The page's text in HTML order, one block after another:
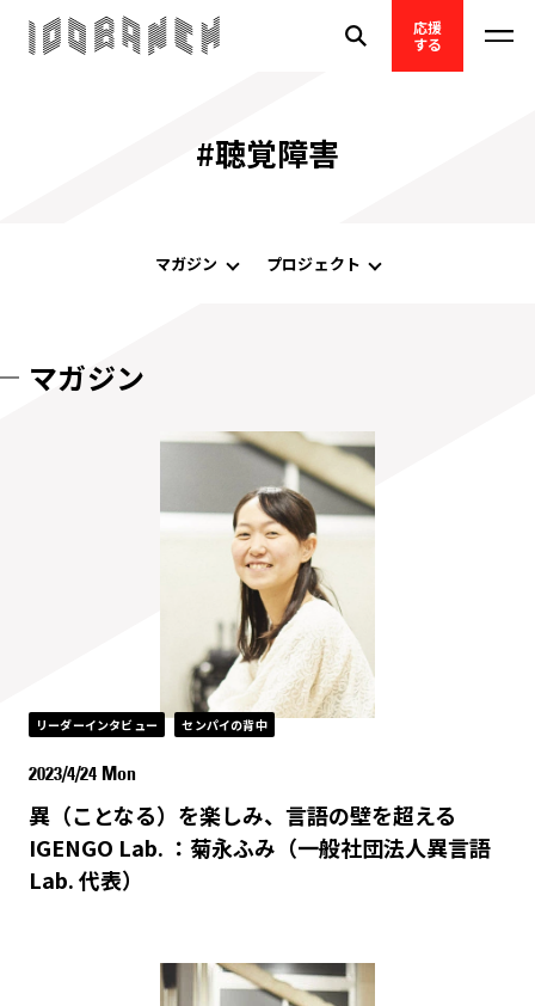
応援
する
#聴覚障害
マガジン プロジェクト
マガジン
リーダーインタビュー センパイの背中
2023/4/24 Mon
異（ことなる）を楽しみ、言語の壁を超える
IGENGO Lab. ：菊永ふみ（一般社団法人異言語
Lab. 代表）